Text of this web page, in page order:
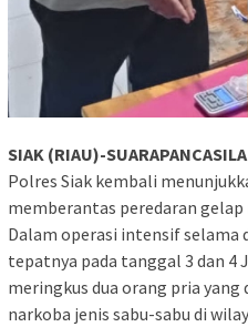
SIAK (RIAU)-
Polres Siak kembali
memberantas peredaran
Dalam operasi intensif
tepatnya pada tanggal 3 dan 4
meringkus dua orang pria
narkoba jenis sabu-sabu di